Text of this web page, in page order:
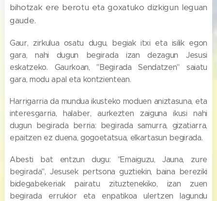
bihotzak ere berotu eta goxatuko dizkigun leguan
gaude.
Gaur, zirkulua osatu dugu, begiak itxi eta isilik egon
gara, nahi dugun begirada izan dezagun Jesusi
eskatzeko. Gaurkoan, "Begirada Sendatzen" saiatu
gara, modu apal eta kontzientean.
Harrigarria da mundua ikusteko moduen aniztasuna, eta
interesgarria, halaber, aurkezten zaiguna ikusi nahi
dugun begirada berria: begirada samurra, gizatiarra,
epaitzen ez duena, gogoetatsua, elkartasun begirada.
Abesti bat entzun dugu: "Emaiguzu, Jauna, zure
begirada", Jesusek pertsona guztiekin, baina bereziki
bidegabekeriak pairatu zituztenekiko, izan zuen
begirada errukior eta enpatikoa ulertzen lagundu